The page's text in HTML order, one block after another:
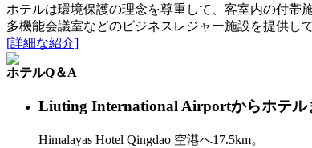
ホテルは環境保護の理念を尊重して、客室内の付帯
多機能会議室などのビジネスレジャー施設を提供して
[詳細な紹介]
ホテルQ＆A
Liuting International Airportからホテル
Himalayas Hotel Qingdao 空港へ17.5km。